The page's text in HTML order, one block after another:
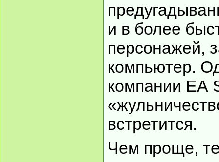
и в более
персонажей,
компьютер.
компании ЕА
встретится.
Чем проще,